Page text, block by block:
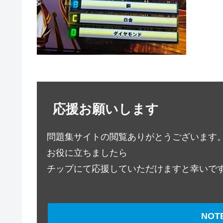
応援お願いします
問題集サイトの閲覧ありがとうございます。
お役に立ちましたら
チップにて応援していただけますと幸いです